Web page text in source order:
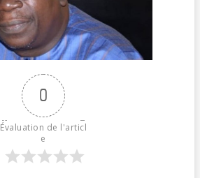
0
Évaluation de l'articl
e